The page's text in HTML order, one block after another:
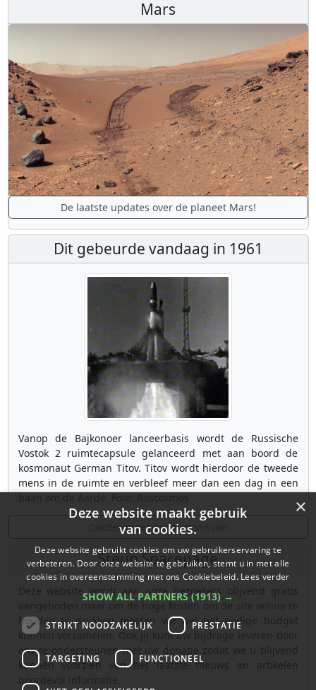
Mars
De laatste updates over de planeet Mars!
Dit gebeurde vandaag in 1961
Vanop de Bajkonoer lanceerbasis wordt de Russische
Vostok 2 ruimtecapsule gelanceerd met aan boord de
kosmonaut German Titov. Titov wordt hierdoor de tweede
mens in de ruimte en verbleef meer dan een dag in een
Ontdek meer gebeurtenissen
Steun Spacepage
Deze website wordt aan onze bezoekers blijvend gratis
aangeboden maar om de hoge kosten om de site online te
houden te drukken moeten we wel het nodige budget
kunnen verzamelen. Ook jij kunt uw bijdrage leveren door
ons te ondersteunen met uw donatie zodat we u blijvend
kunnen voorzien van het laatste nieuws en artikelen
boordevol informatie.
×
Deze website maakt gebruik
van cookies.
Deze website gebruikt cookies om uw gebruikerservaring te
verbeteren. Door onze website te gebruiken, stemt u in met alle
cookies in overeenstemming met ons Cookiebeleid. Lees verder
SHOW ALL PARTNERS (1913) →
STRIKT NOODZAKELIJK PRESTATIE
TARGETING FUNCTIONEEL